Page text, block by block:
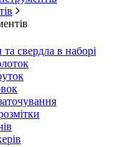
та свердла в наборі